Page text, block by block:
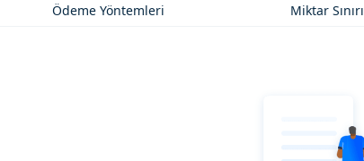
Ödeme Yöntemleri Miktar Sınırı